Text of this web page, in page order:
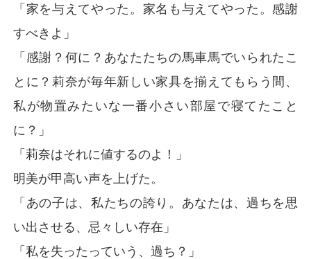
「家を与えてやった。家名も与えてやった。感謝
すべきよ」
「感謝？何に？あなたたちの馬車馬でいられたこ
とに？莉奈が毎年新しい家具を揃えてもらう間、
私が物置みたいな一番小さい部屋で寝てたこと
に？」
「莉奈はそれに値するのよ！」
明美が甲高い声を上げた。
「あの子は、私たちの誇り。あなたは、過ちを思
い出させる、忌々しい存在」
「私を失ったっていう、過ち？」